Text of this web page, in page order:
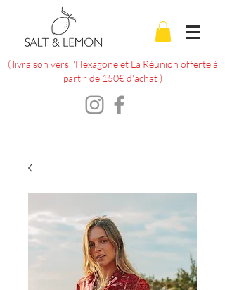
( livraison vers l'Hexagone et La Réunion offerte à
partir de 150€ d'achat )